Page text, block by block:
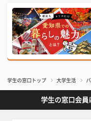
学生の窓口トップ 大学生活
学生の窓口会員